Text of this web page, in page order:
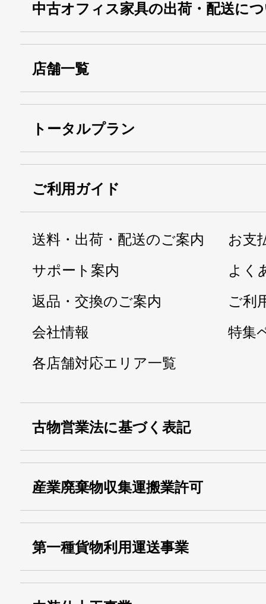
中古オフィス家具の出荷・配送に
店舗一覧
トータルプラン
ご利用ガイド
送料・出荷・配送のご案内
お支
サポート案内
よく
返品・交換のご案内
ご利
会社情報
特集
各店舗対応エリア一覧
古物営業法に基づく表記
産業廃棄物収集運搬業許可
運搬業許可証番号：
13000155805
第一種貨物利用運送事業